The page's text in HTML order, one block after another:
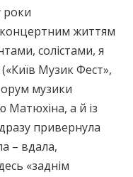
роки
життям
солістами, я
Музик Фест»,
музики
Матюхіна, а й із
привернула
– вдала,
«заднім